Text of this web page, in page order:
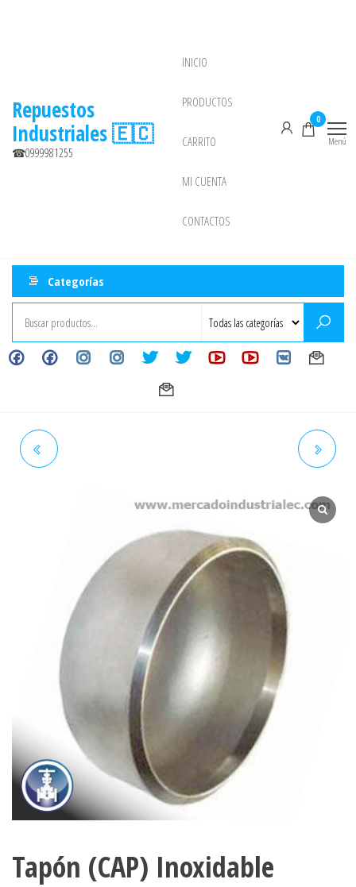
Repuestos
Industriales 🇪🇨
☎0999981255
INICIO
PRODUCTOS
CARRITO
MI CUENTA
CONTACTOS
0
Menú
Categorías
Tapón (CAP) Inoxidable